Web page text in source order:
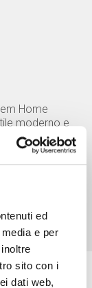
ed
e per
sito con i
dati web,
Home
moderno e
e con la